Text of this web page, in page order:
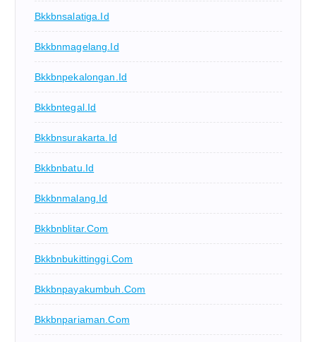
Bkkbnsalatiga.id
Bkkbnmagelang.id
Bkkbnpekalongan.id
Bkkbntegal.id
Bkkbnsurakarta.id
Bkkbnbatu.id
Bkkbnmalang.id
Bkkbnblitar.com
Bkkbnbukittinggi.com
Bkkbnpayakumbuh.com
Bkkbnpariaman.com